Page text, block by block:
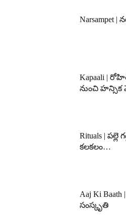
Narsampet |
Kapaali |
నుంచి హన్సిక
Rituals | పల్లె
కలకలం…
Aaj Ki
సంస్కృతి